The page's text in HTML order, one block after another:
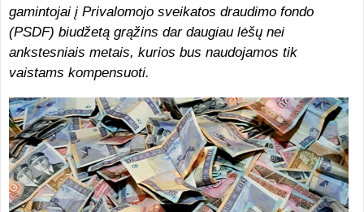
gamintojai į Privalomojo sveikatos draudimo fondo
(PSDF) biudžetą grąžins dar daugiau lėšų nei
ankstesniais metais, kurios bus naudojamos tik
vaistams kompensuoti.